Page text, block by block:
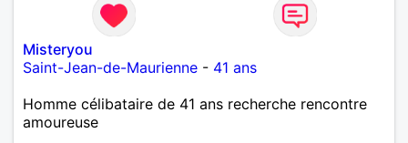
Misteryou
Saint-Jean-de-Maurienne - 41 ans
Homme célibataire de 41 ans recherche rencontre
amoureuse